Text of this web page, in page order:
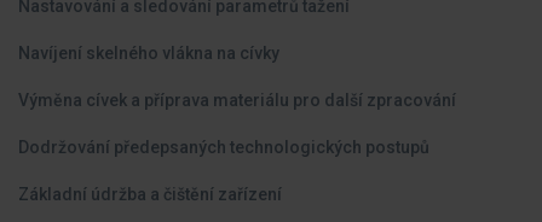
Nastavování a sledování parametrů tažení
Navíjení skelného vlákna na cívky
Výměna cívek a příprava materiálu pro další zpracování
Dodržování předepsaných technologických postupů
Základní údržba a čištění zařízení